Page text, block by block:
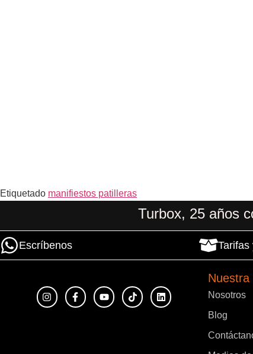
Etiquetado manifiestos patilleras
Turbox, 25 años
Escríbenos Tarifas
Nuestra
Nosotros
Blog